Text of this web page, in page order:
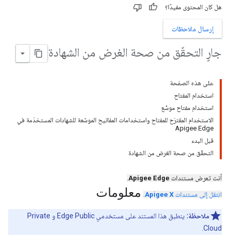
هل كان المحتوى مفيدًا؟
إرسال ملاحظات
جارٍ التحقّق من صحة الغرض من الشهادة
على هذه الصفحة
استخدام المفتاح
استخدام مفتاح موسَّع
الاستخدام المقترَح للمفتاح واستخدامات المفاتيح الموسّعة للشهادات المستخدَمة في
Apigee Edge
قبل البدء
التحقّق من صحة الغرض من الشهادة
أنت تعرض مستندات Apigee Edge
.
انتقل إلى مستندات Apigee X
. معلومات
ملاحظة:
ينطبق هذا المستند على مستخدمي Edge Public و Private
Cloud.